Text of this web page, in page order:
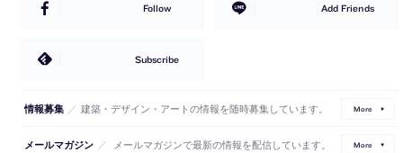
Follow Add Friends
Subscribe
情報募集 ／ 建築・デザイン・アートの情報を随時募集しています。 More
メールマガジン ／ メールマガジンで最新の情報を配信しています。 More